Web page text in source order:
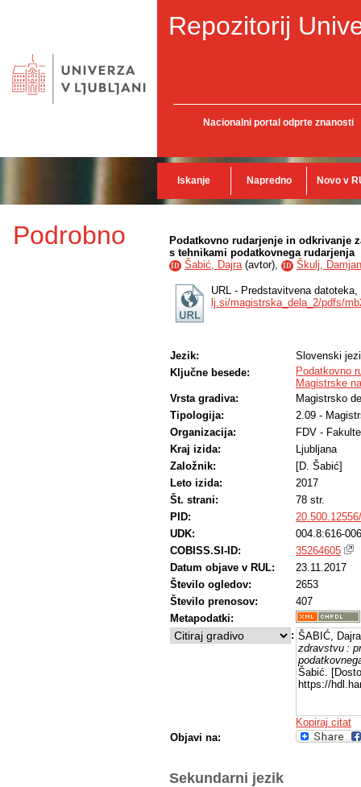
Repozitorij
Nacionalni portal odprte znanosti
Iskanje Napredno Novo v
Podrobno
Podatkovno rudarjenje in odkrivanje
s tehnikami podatkovnega rudarjenja
ID Šabić, Dajra(avtor), ID Škulj, Damjan
URL - Predstavitvena
lj.si/magistrska_dela_2/pdfs/
Jezik:
Slovenski
Ključne besede:
Podatkovno
Magistrske
Vrsta gradiva:
Magistrsko
Tipologija:
2.09 -
Organizacija:
FDV -
Kraj izida:
Ljubljana
Založnik:
[D. Šabić]
Leto izida:
2017
Št. strani:
78 str.
PID:
UDK:
004.8:616-
COBISS.SI-ID:
35264605
Datum objave v RUL:
23.11.2017
Število ogledov:
2653
Število prenosov:
407
Metapodatki:
: ŠABIĆ,
zdravstvu :
Šabić.
https://
Kopiraj citat
Objavi na:
Sekundarni jezik